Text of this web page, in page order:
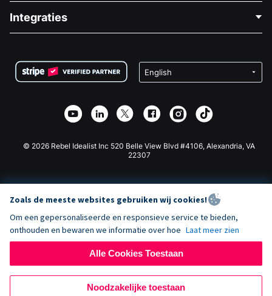
Vacatures
Privacy
Affiliate Partnerschap
Medische Fondsenwerving
Goede Doelen Fondsenwerving
Integraties
Wix Donatie Plugin
Webflow Donatie App
Joomla Donatie
© 2026 Rebel Idealist Inc 520 Belle View Blvd #4106, Alexandria, VA
22307
Zoals de meeste websites gebruiken wij cookies!
Om een gepersonaliseerde en responsieve service te bieden,
onthouden en bewaren we informatie over hoe Laat meer zien
Alle Cookies Toestaan
Noodzakelijke toestaan